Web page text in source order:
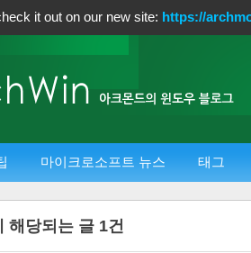
it out on our new site: https://
마이크로소프트 뉴스 태그
해당되는 글 1건